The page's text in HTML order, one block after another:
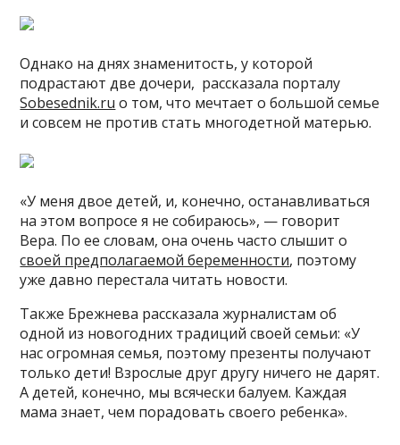
Однако на днях знаменитость, у которой
подрастают две дочери, рассказала порталу
Sobesednik.ru о том, что мечтает о большой семье
и совсем не против стать многодетной матерью.
«У меня двое детей, и, конечно, останавливаться
на этом вопросе я не собираюсь», — говорит
Вера. По ее словам, она очень часто слышит о
своей предполагаемой беременности, поэтому
уже давно перестала читать новости.
Также Брежнева рассказала журналистам об
одной из новогодних традиций своей семьи: «У
нас огромная семья, поэтому презенты получают
только дети! Взрослые друг другу ничего не дарят.
А детей, конечно, мы всячески балуем. Каждая
мама знает, чем порадовать своего ребенка».